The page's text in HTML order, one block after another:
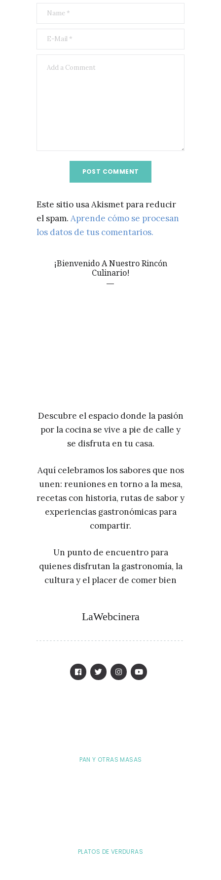
Este sitio usa Akismet para reducir
el spam. Aprende cómo se procesan
los datos de tus comentarios.
¡Bienvenido A Nuestro Rincón
Culinario!
Descubre el espacio donde la pasión
por la cocina se vive a pie de calle y
se disfruta en tu casa.
Aquí celebramos los sabores que nos
unen: reuniones en torno a la mesa,
recetas con historia, rutas de sabor y
experiencias gastronómicas para
compartir.
Un punto de encuentro para
quienes disfrutan la gastronomía, la
cultura y el placer de comer bien
LaWebcinera
PAN Y OTRAS MASAS
PLATOS DE VERDURAS